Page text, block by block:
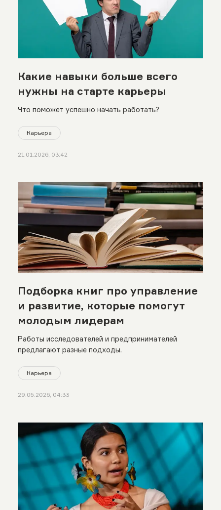
Какие навыки больше всего
нужны на старте карьеры
Что поможет успешно начать работать?
Карьера
21.01.2026, 03:42
Подборка книг про управление
и развитие, которые помогут
молодым лидерам
Работы исследователей и предпринимателей
предлагают разные подходы.
Карьера
29.05.2026, 04:33